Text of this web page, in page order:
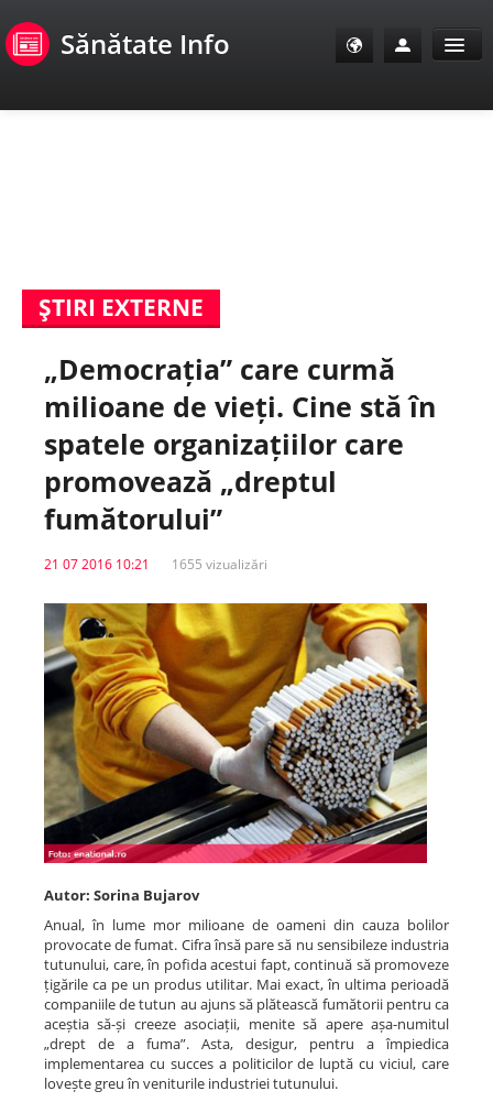
Sănătate Info
E-Sănătate Pacienți
E-Sănătate Medici
E-Sănătate Instituții
Tuberculoza Info
Centrul PAS
Școala E-Sănătate
SanoTeca
ŞTIRI EXTERNE
„Democrația” care curmă
milioane de vieți. Cine stă în
spatele organizațiilor care
promovează „dreptul
fumătorului”
21 07 2016 10:21 1655 vizualizări
Autor: Sorina Bujarov
Anual, în lume mor milioane de oameni din cauza bolilor
provocate de fumat. Cifra însă pare să nu sensibileze industria
tutunului, care, în pofida acestui fapt, continuă să promoveze
țigările ca pe un produs utilitar. Mai exact, în ultima perioadă
companiile de tutun au ajuns să plătească fumătorii pentru ca
aceștia să-și creeze asociații, menite să apere așa-numitul
„drept de a fuma”. Asta, desigur, pentru a împiedica
implementarea cu succes a politicilor de luptă cu viciul, care
lovește greu în veniturile industriei tutunului.